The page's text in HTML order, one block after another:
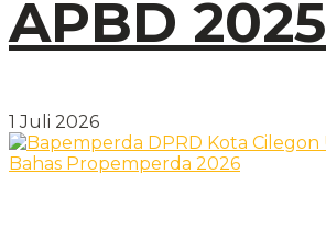
APBD 2025
1 Juli 2026